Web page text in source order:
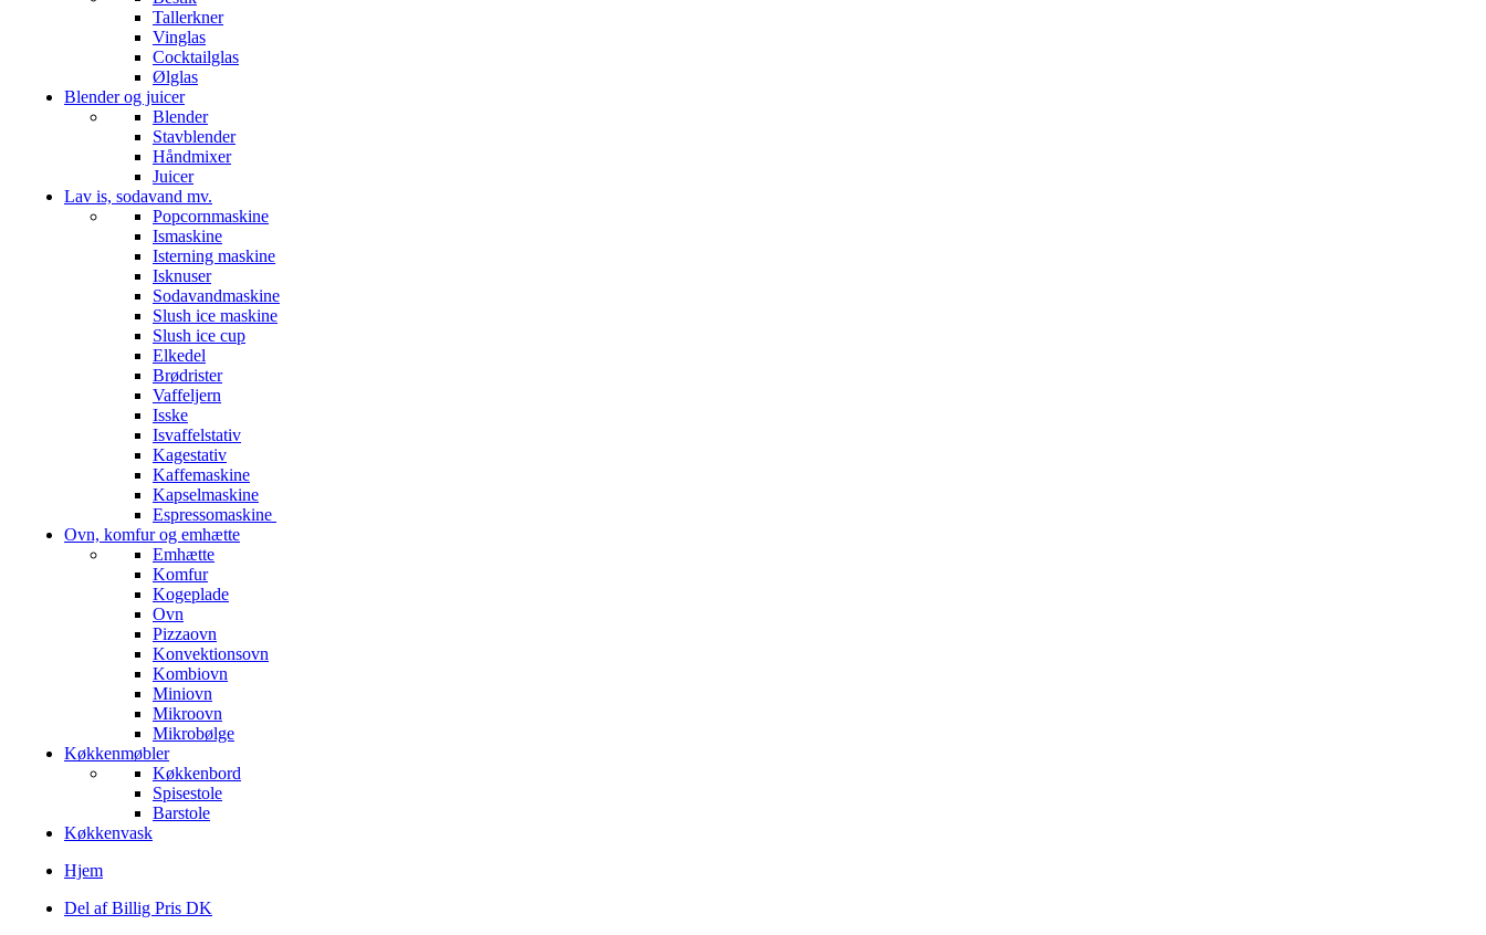
Tallerkner
Vinglas
Cocktailglas
Ølglas
Blender og juicer
Blender
Stavblender
Håndmixer
Juicer
Lav is, sodavand mv.
Popcornmaskine
Ismaskine
Isterning maskine
Isknuser
Sodavandmaskine
Slush ice maskine
Slush ice cup
Elkedel
Brødrister
Vaffeljern
Isske
Isvaffelstativ
Kagestativ
Kaffemaskine
Kapselmaskine
Espressomaskine
Ovn, komfur og emhætte
Emhætte
Komfur
Kogeplade
Ovn
Pizzaovn
Konvektionsovn
Kombiovn
Miniovn
Mikroovn
Mikrobølge
Køkkenmøbler
Køkkenbord
Spisestole
Barstole
Køkkenvask
Hjem
Del af Billig Pris DK